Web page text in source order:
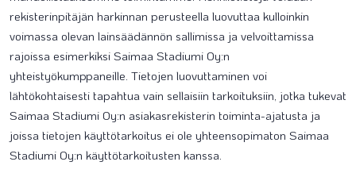
rekisterinpitäjän harkinnan perusteella luovuttaa kulloinkin
voimassa olevan lainsäädännön sallimissa ja velvoittamissa
rajoissa esimerkiksi Saimaa Stadiumi Oy:n
yhteistyökumppaneille. Tietojen luovuttaminen voi
lähtökohtaisesti tapahtua vain sellaisiin tarkoituksiin, jotka tukevat
Saimaa Stadiumi Oy:n asiakasrekisterin toiminta-ajatusta ja
joissa tietojen käyttötarkoitus ei ole yhteensopimaton Saimaa
Stadiumi Oy:n käyttötarkoitusten kanssa.